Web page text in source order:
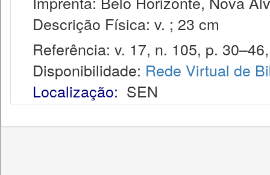
Descrição Física: v. ; 23 cm
Referência: v. 17, n. 105, p.
Disponibilidade: Rede Virtual de
Localização: SEN